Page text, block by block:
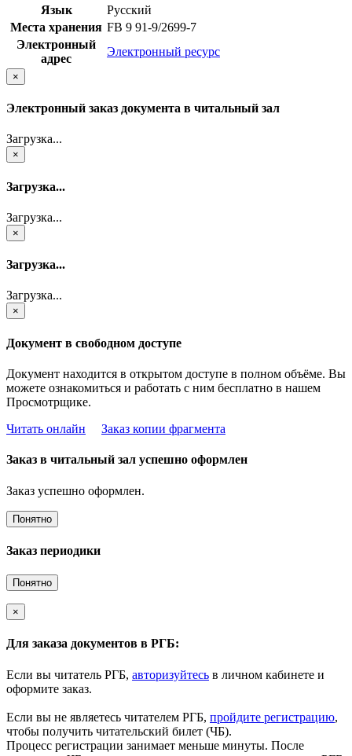
Язык
Русский
Места хранения FB 9 91-9/2699-7
Электронный
адрес
Электронный ресурс
×
Электронный заказ документа в читальный зал
Загрузка...
×
Загрузка...
Загрузка...
×
Загрузка...
Загрузка...
×
Документ в свободном доступе
Документ находится в открытом доступе в полном объёме. Вы
можете ознакомиться и работать с ним бесплатно в нашем
Просмотрщике.
Читать онлайн
Заказ копии фрагмента
Заказ в читальный зал успешно оформлен
Заказ успешно оформлен.
Понятно
Заказ периодики
Понятно
×
Для заказа документов в РГБ:
Если вы читатель РГБ, авторизуйтесь в личном кабинете и
оформите заказ.
Если вы не являетесь читателем РГБ, пройдите регистрацию,
чтобы получить читательский билет (ЧБ).
Процесс регистрации занимает меньше минуты. После